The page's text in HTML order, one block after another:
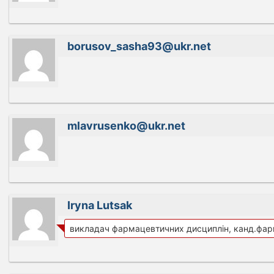
borusov_sasha93@ukr.net
mlavrusenko@ukr.net
Iryna Lutsak
викладач фармацевтичних дисциплін,